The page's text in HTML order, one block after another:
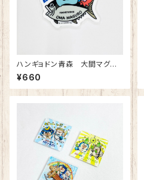
ハンギョドン青森 大間マグロ
アクリルマグネット
¥660